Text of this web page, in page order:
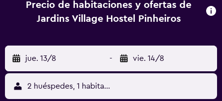
Precio de habitaciones y ofertas de
Jardins Village Hostel Pinheiros
jue. 13/8 - vie. 14/8
2 huéspedes, 1 habitación